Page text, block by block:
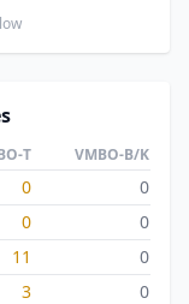
T VMBO-B/K
0
0
0
0
11
0
3
0